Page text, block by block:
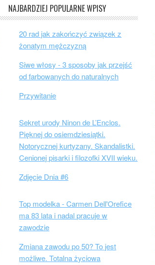
NAJBARDZIEJ POPULARNE WPISY
20 rad jak zakończyć związek z
żonatym mężczyzną
Siwe włosy - 3 sposoby jak przejść
od farbowanych do naturalnych
Przywitanie
Sekret urody Ninon de L’Enclos.
Pięknej do osiemdziesiątki.
Notorycznej kurtyzany. Skandalistki.
Cenionej pisarki i filozofki XVII wieku.
Zdjęcie Dnia #6
Top modelka - Carmen Dell'Orefice
ma 83 lata i nadal pracuje w
zawodzie
Zmiana zawodu po 50? To jest
możliwe. Totalna życiowa